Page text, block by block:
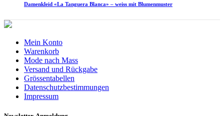
Damenkleid «La Tanguera Blanca» – weiss mit Blumenmuster
Mein Konto
Warenkorb
Mode nach Mass
Versand und Rückgabe
Grössentabellen
Datenschutzbestimmungen
Impressum